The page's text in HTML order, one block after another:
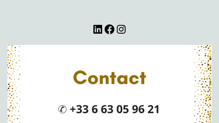
LinkedIn
Facebook
Instagram